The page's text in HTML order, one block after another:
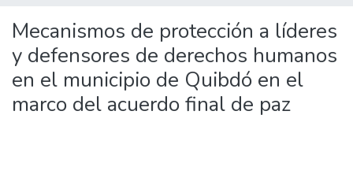
Mecanismos de protección a líderes
y defensores de derechos humanos
en el municipio de Quibdó en el
marco del acuerdo final de paz